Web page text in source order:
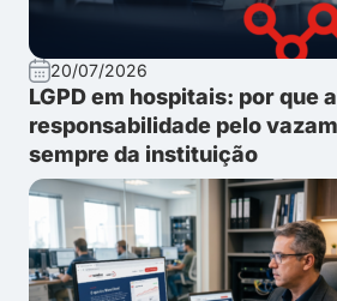
20/07/2026
LGPD em hospitais: por que a
responsabilidade pelo
sempre da instituição